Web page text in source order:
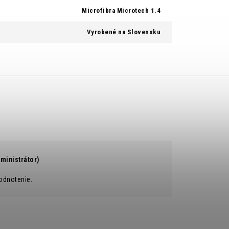
Microfibra Microtech 1.4
Vyrobené na Slovensku